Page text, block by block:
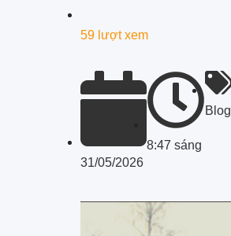
59 lượt xem
31/05/2026
8:47 sáng
Blog